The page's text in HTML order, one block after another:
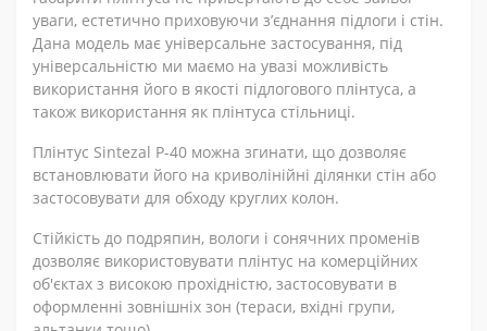
уваги, естетично приховуючи з’єднання підлоги і стін.
Дана модель має універсальне застосування, під
універсальністю ми маємо на увазі можливість
використання його в якості підлогового плінтуса, а
також використання як плінтуса стільниці.
Плінтус Sintezal Р-40 можна згинати, що дозволяє
встановлювати його на криволінійні ділянки стін або
застосовувати для обходу круглих колон.
Стійкість до подряпин, вологи і сонячних променів
дозволяє використовувати плінтус на комерційних
об'єктах з високою прохідністю, застосовувати в
оформленні зовнішніх зон (тераси, вхідні групи,